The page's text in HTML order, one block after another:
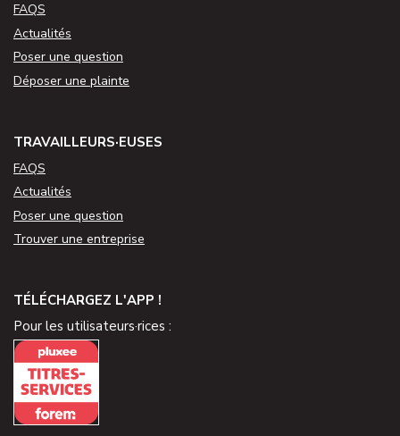
FAQS
Actualités
Poser une question
Déposer une plainte
TRAVAILLEURS·EUSES
FAQS
Actualités
Poser une question
Trouver une entreprise
TÉLÉCHARGEZ L'APP !
Pour les utilisateurs·rices :